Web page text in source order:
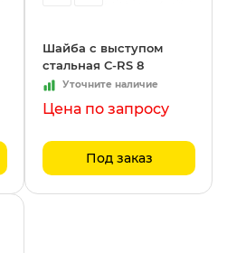
Шайба с выступом
стальная C-RS 8
Уточните наличие
Цена по запросу
Под заказ